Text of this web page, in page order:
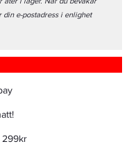
e-postadress i enlighet
299kr